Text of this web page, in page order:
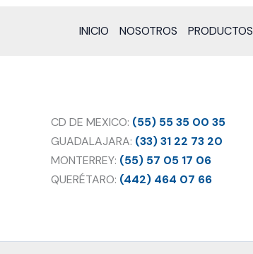
INICIO NOSOTROS PRODUCTOS
CD DE MEXICO: (55) 55 35 00 35
GUADALAJARA: (33) 31 22 73 20
MONTERREY: (55) 57 05 17 06
QUERÉTARO: (442) 464 07 66